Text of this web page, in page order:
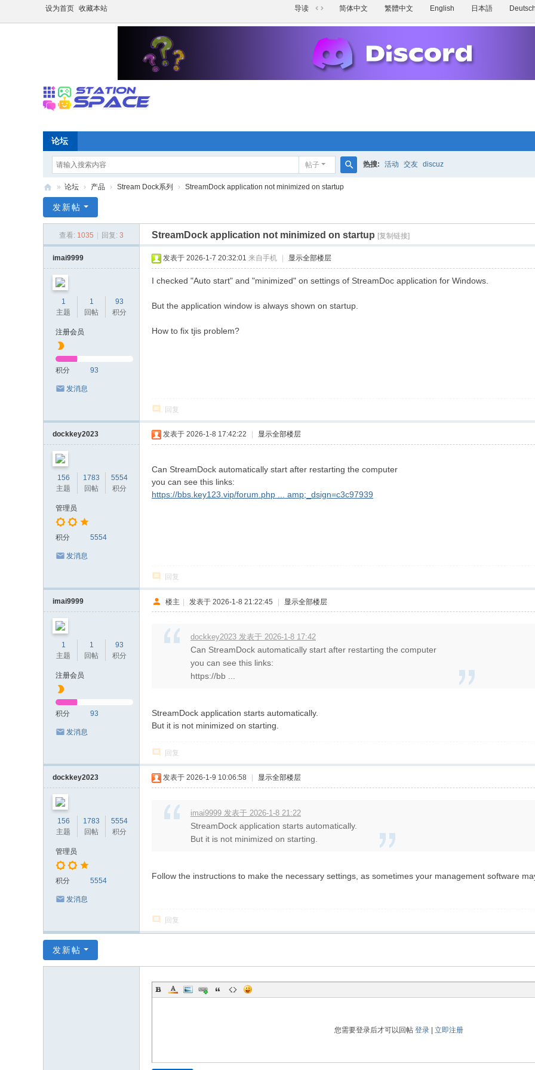
设为首页 收藏本站 简体中文 繁體中文 English 日本語
导读
换
到
宽
版
论坛
帖子 热搜: 活动 交友 discuz
P
» 论坛 › 产品 › Stream Dock系列 › StreamDock application not minimized on startup
发新帖
查看: 1035 回复: 3 StreamDock application not minimized on startup [复制链接]
imai9999
1
主题
1
回帖
93
积分
注册会员
积分 93
发消息
发表于 2026-1-7 20:32:01 来自手机 显示全部楼层
I checked "Auto start" and "minimized" on settings of StreamDoc application for Windows.
But the application window is always shown on startup.
How to fix tjis problem?
回复
dockkey2023
156
主题
1783
回帖
5554
积分
管理员
积分 5554
发消息
发表于 2026-1-8 17:42:22 显示全部楼层
Can StreamDock automatically start after restarting the computer
you can see this links:
https://bbs.key123.vip/forum.php ... amp;_dsign=c3c97939
回复
imai9999
1
主题
1
回帖
93
积分
注册会员
积分 93
发消息
楼主 | 发表于 2026-1-8 21:22:45 | 显示全部楼层
dockkey2023 发表于 2026-1-8 17:42
Can StreamDock automatically start after restarting the computer
you can see this links:
https://bb ...
StreamDock application starts automatically.
But it is not minimized on starting.
回复
dockkey2023
156
主题
1783
回帖
5554
积分
管理员
积分 5554
发消息
发表于 2026-1-9 10:06:58 显示全部楼层
imai9999 发表于 2026-1-8 21:22
StreamDock application starts automatically.
But it is not minimized on starting.
Follow the instructions to make the necessary settings, as sometimes your management software
回复
发新帖
您需要登录后才可以回帖 登录| 立即注册